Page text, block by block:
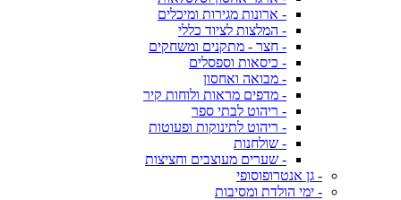
- ארונות מגירות ומיכלים
- המלצות לציוד כללי
- חצר - מתקנים ומשחקים
- כיסאות וספסלים
- מבואה ואחסון
- מדפים מראות ולוחות קיר
- ריהוט לבתי ספר
- ריהוט לתינוקות ופעוטות
- שולחנות
- שערים מעוצבים וחציצות
- גן אנטרופוסופי
- ימי הולדת ומסיבות